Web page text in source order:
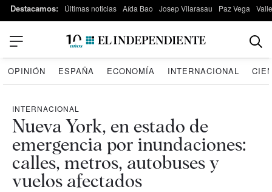
Destacamos: Últimas noticias Aída Bao Josep Vilarasau Paz Vega
OPINIÓN ESPAÑA ECONOMÍA INTERNACIONAL
INTERNACIONAL
Nueva York, en estado de
emergencia por inundaciones:
calles, metros, autobuses y
vuelos afectados